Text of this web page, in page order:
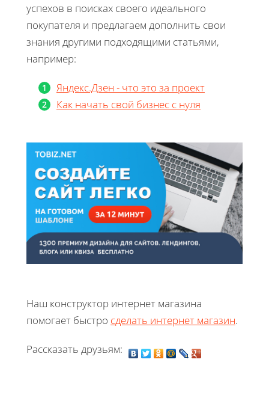
успехов в поисках своего идеального
покупателя и предлагаем дополнить свои
знания другими подходящими статьями,
например:
Яндекс.Дзен - что это за проект
Как начать свой бизнес с нуля
Наш конструктор интернет магазина
помогает быстро сделать интернет магазин.
Рассказать друзьям: